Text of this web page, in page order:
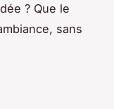
? Que le
sans